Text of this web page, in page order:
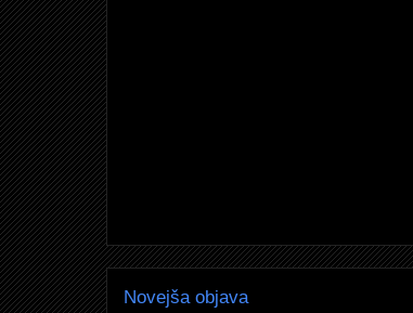
Novejša objava